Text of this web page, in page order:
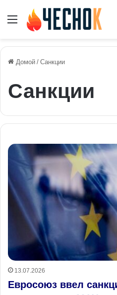
Меню
Домой / Санкции
Санкции
13.07.2026
Евросоюз ввел